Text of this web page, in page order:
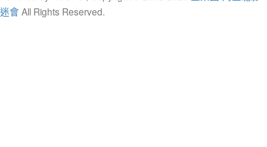
迷會 All Rights Reserved.